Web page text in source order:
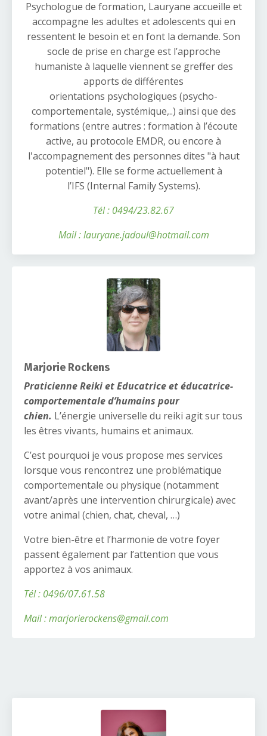
Psychologue de formation, Lauryane accueille et
accompagne les adultes et adolescents qui en
ressentent le besoin et en font la demande. Son
socle de prise en charge est l’approche
humaniste à laquelle viennent se greffer des
apports de différentes
orientations psychologiques (psycho-
comportementale, systémique,..) ainsi que des
formations (entre autres : formation à l’écoute
active, au protocole EMDR, ou encore à
l'accompagnement des personnes dites "à haut
potentiel"). Elle se forme actuellement à
l’IFS (Internal Family Systems).
Tél : 0494/23.82.67
Mail : lauryane.jadoul@hotmail.com
Marjorie Rockens
Praticienne Reiki et Educatrice et éducatrice-
comportementale d’humains pour
chien. L’énergie universelle du reiki agit sur tous
les êtres vivants, humains et animaux.
C’est pourquoi je vous propose mes services
lorsque vous rencontrez une problématique
comportementale ou physique (notamment
avant/après une intervention chirurgicale) avec
votre animal (chien, chat, cheval, …)
Votre bien-être et l’harmonie de votre foyer
passent également par l’attention que vous
apportez à vos animaux.
Tél : 0496/07.61.58
Mail : marjorierockens@gmail.com